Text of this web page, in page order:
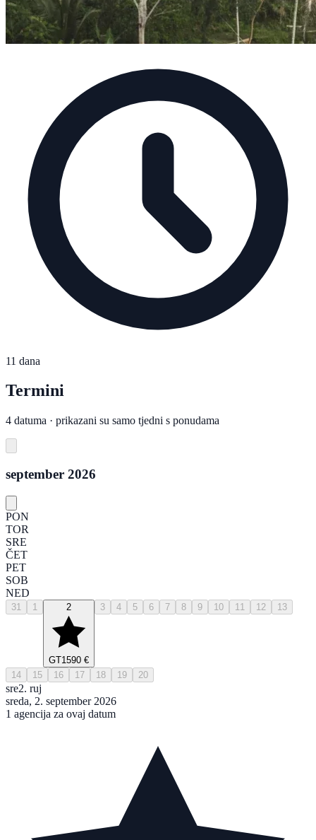
11 dana
Termini
4 datuma · prikazani su samo tjedni s ponudama
september 2026
PON
TOR
SRE
ČET
PET
SOB
NED
31 1 2
GT1590 €
3 4 5 6 7 8 9 10 11 12 13
14 15 16 17 18 19 20
sre2. ruj
sreda, 2. september 2026
1 agencija za ovaj datum